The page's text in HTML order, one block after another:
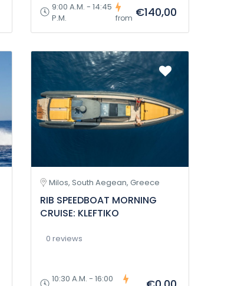
9:00 A.M. - 14:45
P.M.
from €140,00
Milos, South Aegean, Greece
RIB SPEEDBOAT MORNING
CRUISE: KLEFTIKO
0 reviews
10:30 A.M. - 16:00